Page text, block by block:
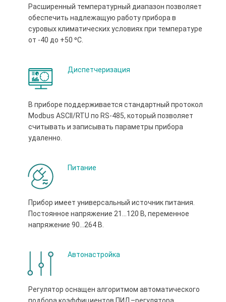
Расширенный температурный диапазон позволяет
обеспечить надлежащую работу прибора в
суровых климатических условиях при температуре
от -40 до +50 ⁰С.
Диспетчеризация
В приборе поддерживается стандартный протокол
Modbus ASCII/RTU по RS-485, который позволяет
считывать и записывать параметры прибора
удаленно.
Питание
Прибор имеет универсальный источник питания.
Постоянное напряжение 21…120 В, переменное
напряжение 90...264 В.
Автонастройка
Регулятор оснащен алгоритмом автоматического